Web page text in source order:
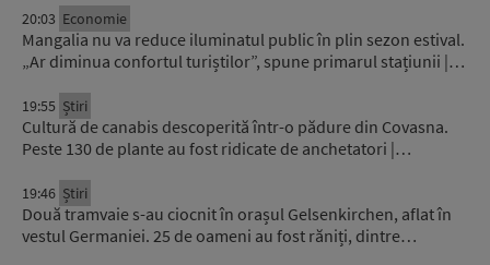
20:03 Economie
Mangalia nu va reduce iluminatul public în plin sezon estival.
„Ar diminua confortul turiștilor”, spune primarul stațiunii |…
19:55 Știri
Cultură de canabis descoperită într-o pădure din Covasna.
Peste 130 de plante au fost ridicate de anchetatori |…
19:46 Știri
Două tramvaie s-au ciocnit în orașul Gelsenkirchen, aflat în
vestul Germaniei. 25 de oameni au fost răniți, dintre…